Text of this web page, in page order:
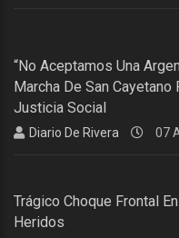
“No Aceptamos Una
Marcha De San Cayetano
Justicia Social
Diario De Rivera 07
Trágico Choque Frontal
Heridos